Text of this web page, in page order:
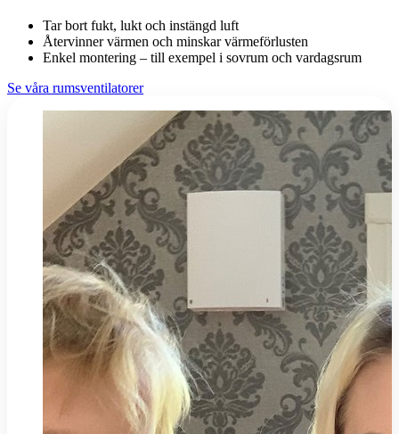
Tar bort fukt, lukt och instängd luft
Återvinner värmen och minskar värmeförlusten
Enkel montering – till exempel i sovrum och vardagsrum
Se våra rumsventilatorer